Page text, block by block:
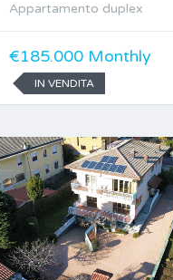
Appartamento duplex
€185.000 Monthly
IN VENDITA